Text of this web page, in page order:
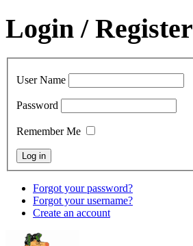
Login / Register
User Name
Password
Remember Me
Forgot your password?
Forgot your username?
Create an account